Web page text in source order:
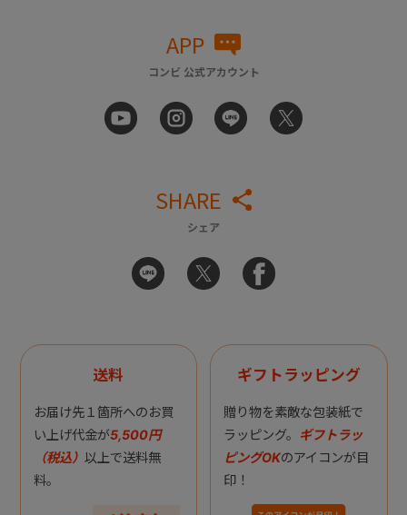
APP
コンビ 公式アカウント
SHARE
シェア
送料
お届け先１箇所へのお買
い上げ代金が5,500円
（税込） 以上で送料無
料。
ギフトラッピング
贈り物を素敵な包装紙で
ラッピング。 ギフトラッ
ピングOKのアイコンが目
印！